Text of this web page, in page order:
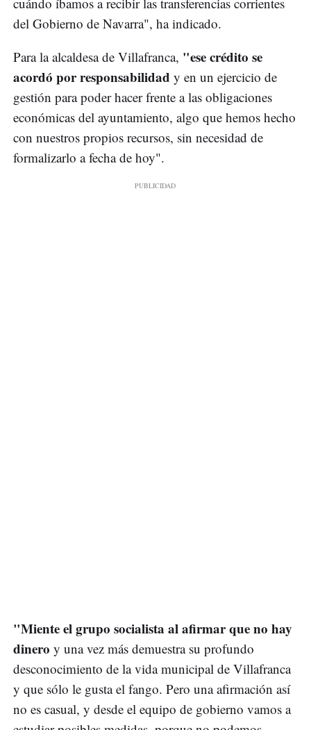
del Gobierno de Navarra", ha indicado.
Para la alcaldesa de Villafranca, "ese crédito se
acordó por responsabilidad y en un ejercicio de
gestión para poder hacer frente a las obligaciones
económicas del ayuntamiento, algo que hemos hecho
con nuestros propios recursos, sin necesidad de
formalizarlo a fecha de hoy".
"Miente el grupo socialista al afirmar que no hay
dinero y una vez más demuestra su profundo
desconocimiento de la vida municipal de Villafranca
y que sólo le gusta el fango. Pero una afirmación así
no es casual, y desde el equipo de gobierno vamos a